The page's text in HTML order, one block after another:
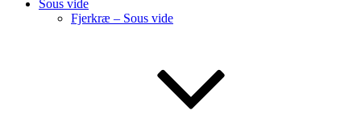
Sous vide
Fjerkræ – Sous vide